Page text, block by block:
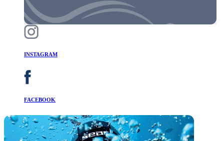
INSTAGRAM
FACEBOOK